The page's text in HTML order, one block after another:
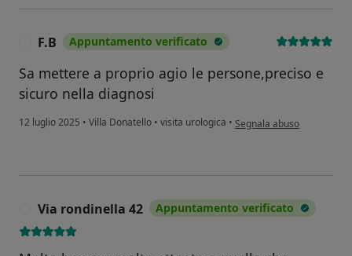
F.B Appuntamento verificato
Sa mettere a proprio agio le persone,preciso e
sicuro nella diagnosi
12 luglio 2025 • Villa Donatello • visita urologica • secondo l'opinione
Segnala abuso
Via rondinella 42 Appuntamento verificato